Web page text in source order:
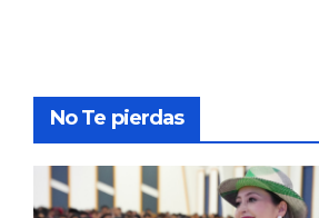
No Te pierdas